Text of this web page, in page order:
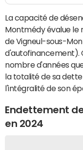
La capacité de
Montmédy évalue
de Vigneul-sous-
d'autofinancement).
nombre d'années
la totalité de sa
l'intégralité de son
Endettement
en 2024